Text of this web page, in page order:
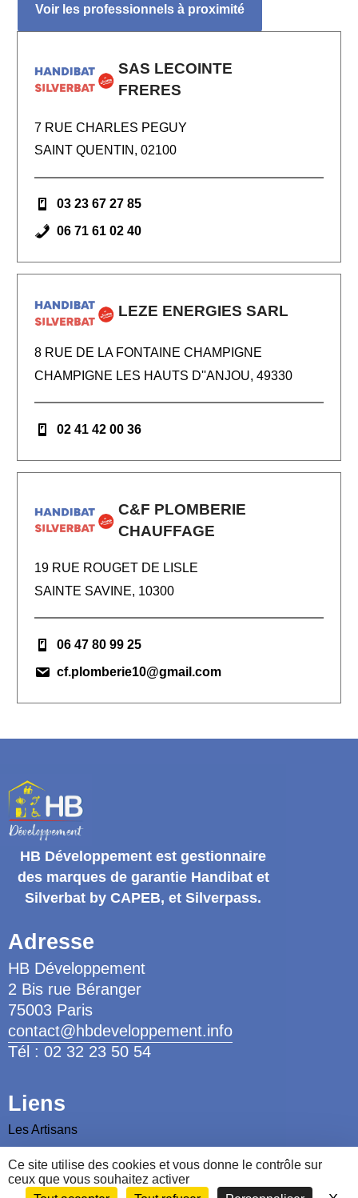
Ce site utilise des cookies et vous donne le contrôle sur
ceux que vous souhaitez activer
Voir les professionnels à proximité
SAS LECOINTE
FRERES
7 RUE CHARLES PEGUY
SAINT QUENTIN, 02100
03 23 67 27 85
06 71 61 02 40
LEZE ENERGIES SARL
8 RUE DE LA FONTAINE CHAMPIGNE
CHAMPIGNE LES HAUTS D''ANJOU, 49330
02 41 42 00 36
C&F PLOMBERIE
CHAUFFAGE
19 RUE ROUGET DE LISLE
SAINTE SAVINE, 10300
06 47 80 99 25
cf.plomberie10@gmail.com
HB Développement est gestionnaire
des marques de garantie Handibat et
Silverbat by CAPEB, et Silverpass.
Adresse
HB Développement
2 Bis rue Béranger
75003 Paris
contact@hbdeveloppement.info
Tél : 02 32 23 50 54
Liens
Les Artisans
Nous contacter